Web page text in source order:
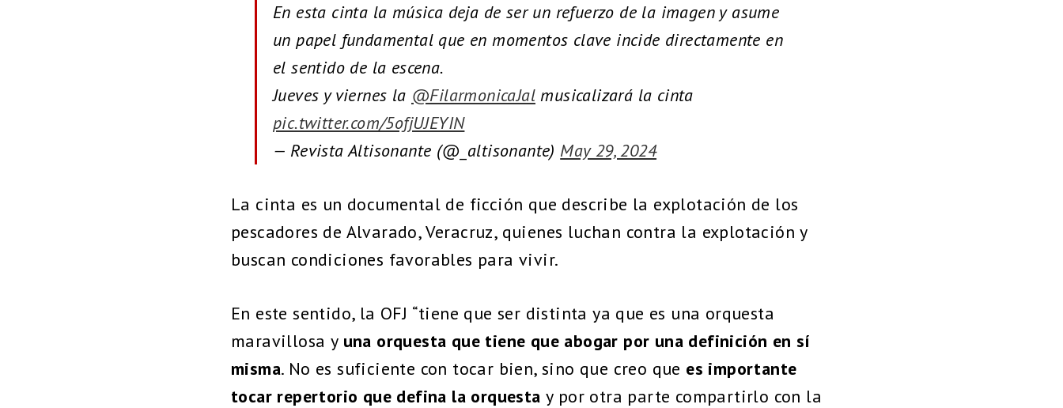
En esta cinta la música deja de ser un refuerzo de la imagen y asume
un papel fundamental que en momentos clave incide directamente en
el sentido de la escena.
Jueves y viernes la @FilarmonicaJal musicalizará la cinta
pic.twitter.com/5ofjUJEYIN
— Revista Altisonante (@_altisonante) May 29, 2024
La cinta es un documental de ficción que describe la explotación de los
pescadores de Alvarado, Veracruz, quienes luchan contra la explotación y
buscan condiciones favorables para vivir.
En este sentido, la OFJ “tiene que ser distinta ya que es una orquesta
maravillosa y una orquesta que tiene que abogar por una definición en sí
misma. No es suficiente con tocar bien, sino que creo que es importante
tocar repertorio que defina la orquesta y por otra parte compartirlo con la